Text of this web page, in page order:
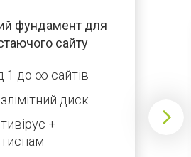
фундамент для
сайту
1 до ∞ сайтів
диск
+